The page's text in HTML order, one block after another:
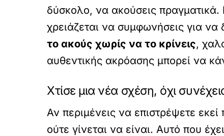
δύσκολο, να ακούσεις
χρειάζεται να συμφωνήσεις για να
το ακούς χωρίς να το κρίνεις,
αυθεντικής ακρόασης μπορεί να
Χτίσε μια νέα σχέση, όχι
Αν περιμένεις να επιστρέψετε
ούτε γίνεται να είναι. Αυτό που